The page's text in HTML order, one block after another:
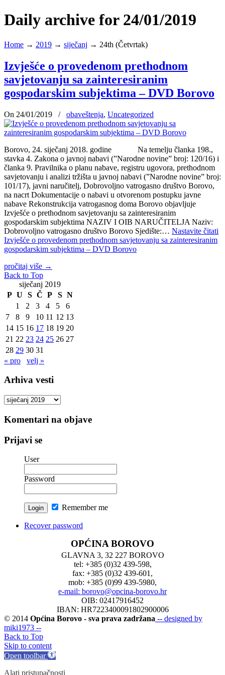
Daily archive for 24/01/2019
Home → 2019 → siječanj → 24th (Četvrtak)
Izvješće o provedenom prethodnom
savjetovanju sa zainteresiranim
gospodarskim subjektima – DVD Borovo
On 24/01/2019 / obaveštenja, Uncategorized
Borovo, 24. siječanj 2018. godine Na temelju članka 198.,
stavka 4. Zakona o javnoj nabavi (”Narodne novine” broj: 120/16) i
članka 9. Pravilnika o planu nabave, registru ugovora, prethodnom
savjetovanju i analizi tržišta u javnoj nabavi (”Narodne novine” broj:
101/17), javni naručitelj, Dobrovoljno vatrogasno društvo Borovo,
na nacrt Dokumentacije o nabavi u otvorenom postupku javne
nabave Rekonstrukcija vatrogasnog doma Borovo objavljuje
Izvješće o prethodnom savjetovanju sa zainteresiranim
gospodarskim subjektima NAZIV I OIB NARUČITELJA Naziv:
Dobrovoljno vatrogasno društvo Borovo Sjedište:… Nastavite čitati
Izvješće o provedenom prethodnom savjetovanju sa zainteresiranim
gospodarskim subjektima – DVD Borovo
pročitaj više →
Back to Top
siječanj 2019
P U S Č P S N
1
2 3 4 5
6
7
8 9 10 11 12 13
14 15 16 17 18 19 20
21 22 23 24 25 26 27
28 29 30 31
« pro
velj »
Arhiva vesti
Arhiva
Komentari na objave
Prijavi se
User
Password
Remember me
Recover password
OPĆINA BOROVO
GLAVNA 3, 32 227 BOROVO
tel: +385 (0)32 439-598,
fax: +385 (0)32 439-601,
mob: +385 (0)99 439-5980,
e-mail: borovo@opcina-borovo.hr
OIB: 02417916452
IBAN: HR7223400091802900006
© 2014 Općina Borovo - sva prava zadržana -- designed by
miki1973 --
Back to Top
Skip to content
Open toolbar
Alati pristupačnosti